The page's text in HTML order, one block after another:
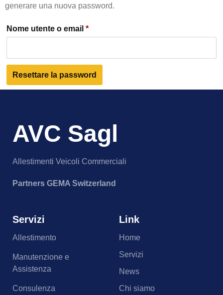
generare una nuova password.
Nome utente o email *
Resettare la password
AVC Sagl
Allestimenti Veicoli Commerciali
Partners GEMA Switzerland
Servizi
Allestimento
Manutenzione e
Assistenza
Consulenza
Link
Home
Servizi
News
Chi siamo